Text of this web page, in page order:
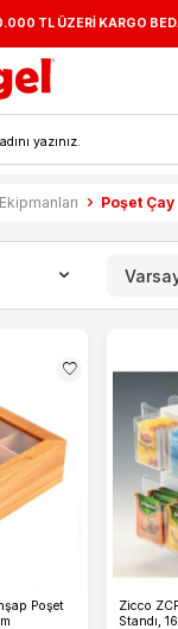
TL ÜZERİ KARGO
Poşet
Poşet
Zicco
Standı,